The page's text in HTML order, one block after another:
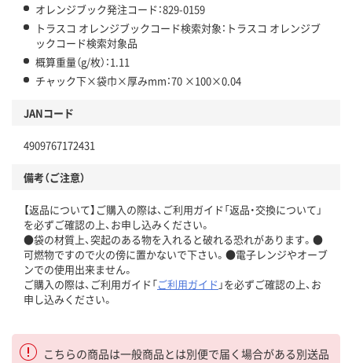
オレンジブック発注コード：829-0159
トラスコ オレンジブックコード検索対象：トラスコ オレンジブ
ックコード検索対象品
概算重量（g/枚）：1.11
チャック下×袋巾×厚みmm：70 ×100×0.04
JANコード
4909767172431
備考（ご注意）
【返品について】ご購入の際は、ご利用ガイド「返品・交換について」
を必ずご確認の上、お申し込みください。
●袋の材質上、突起のある物を入れると破れる恐れがあります。●
可燃物ですので火の傍に置かないで下さい。●電子レンジやオーブ
ンでの使用出来ません。
ご購入の際は、ご利用ガイド「ご利用ガイド 」を必ずご確認の上、お
申し込みください。
こちらの商品は一般商品とは別便で届く場合がある別送品